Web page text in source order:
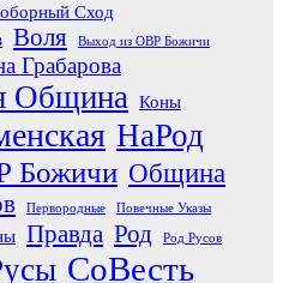
Сход
Воля Выход из ОВР Божичи
Грабарова
Община Коны
НаРод
Божичи Община
Первородные Повечные Указы
Правда Род Род Русов
СоВесть